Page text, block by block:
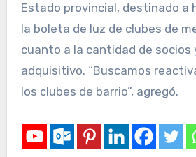
Estado provincial, destinado a
la boleta de luz de clubes de
cuanto a la cantidad de socios
adquisitivo. “Buscamos
los clubes de barrio”, agregó.